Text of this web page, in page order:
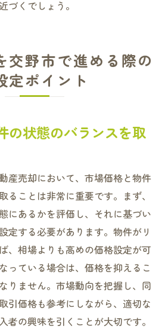
づくでしょう。
交野市で進める際の
定ポイント
の状態のバランスを取
産売却において、市場価格と物件
ることは非常に重要です。まず、
にあるかを評価し、それに基づい
定する必要があります。物件がリ
、相場よりも高めの価格設定が可
っている場合は、価格を抑えるこ
りません。市場動向を把握し、同
引価格も参考にしながら、適切な
者の興味を引くことが大切です。